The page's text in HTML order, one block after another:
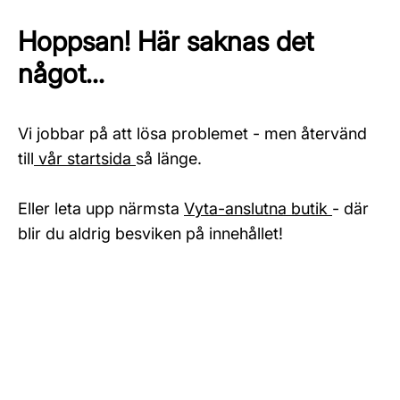
Hoppsan! Här saknas det
något...
Vi jobbar på att lösa problemet - men återvänd
till vår startsida så länge.
Eller leta upp närmsta Vyta-anslutna butik - där
blir du aldrig besviken på innehållet!